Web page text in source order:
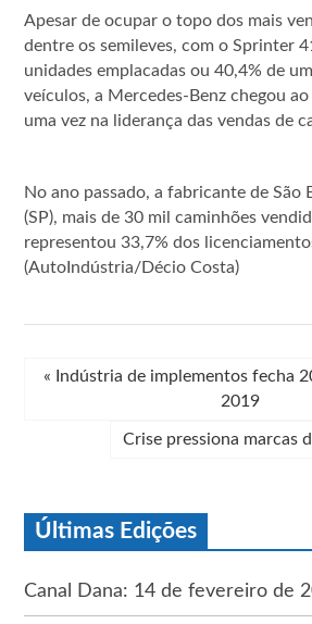
Apesar de ocupar o topo dos mais
dentre os semileves, com o Sprinter
unidades emplacadas ou 40,4% de
veículos, a Mercedes-Benz chegou
uma vez na liderança das vendas de
No ano passado, a fabricante de São
(SP), mais de 30 mil caminhões
representou 33,7% dos
(AutoIndústria/Décio Costa)
« Indústria de implementos fecha
2019
Crise pressiona marcas
Últimas Edições
Canal Dana: 14 de fevereiro de